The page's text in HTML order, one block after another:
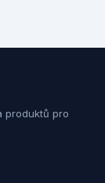
produktů pro